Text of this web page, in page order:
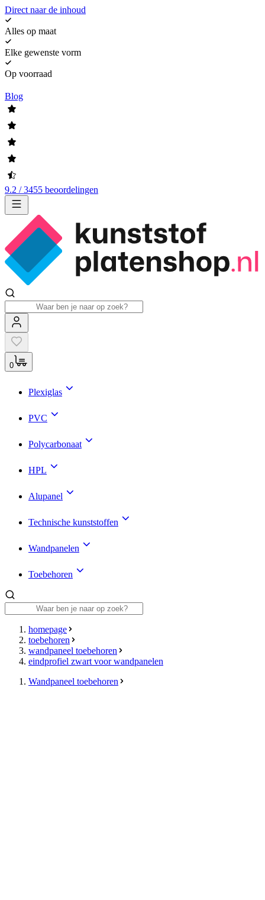
Direct naar de inhoud
Alles op maat
Elke gewenste vorm
Op voorraad
Blog
9.2 / 3455 beoordelingen
0
Plexiglas
PVC
Polycarbonaat
HPL
Alupanel
Technische kunststoffen
Wandpanelen
Toebehoren
homepage
toebehoren
wandpaneel toebehoren
eindprofiel zwart voor wandpanelen
Wandpaneel toebehoren